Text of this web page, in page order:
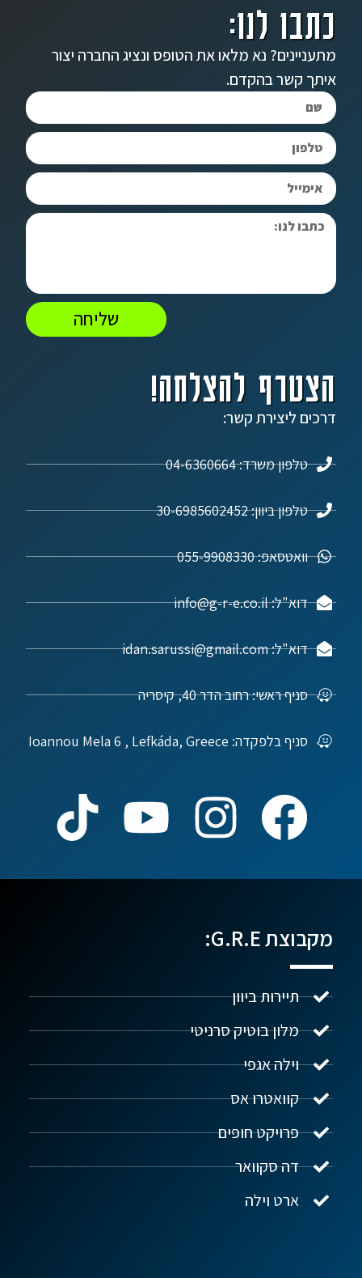
הצטרף להצלחה!
דרכים ליצירת קשר:
טלפון משרד: 04-6360664
טלפון ביוון: 30-6985602452
וואטסאפ: 055-9908330
דוא"ל: info@g-r-e.co.il
דוא"ל: idan.sarussi@gmail.com
סניף ראשי: רחוב הדר 40, קיסריה
סניף בלפקדה: Ioannou Mela 6 , Lefkáda, Greece
כתבו לנו:
מתעניינים? נא מלאו את הטופס ונציג החברה יצור
איתך קשר בהקדם.
שליחה
מקבוצת G.R.E:
תיירות ביוון
מלון בוטיק סרניטי
וילה אגפי
קוואטרו אס
פרויקט חופים
דה סקוואר
ארט וילה
נדל"ן ביוון G.R.E
שלום! איך אפשר לעזור?